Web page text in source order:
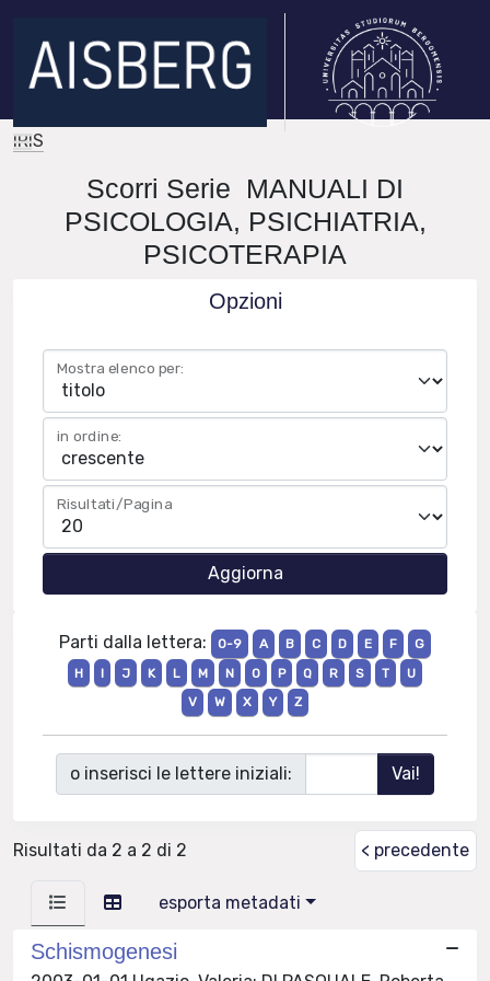
IRIS
Scorri Serie MANUALI DI
PSICOLOGIA, PSICHIATRIA,
PSICOTERAPIA
Opzioni
Mostra elenco per:
in ordine:
Risultati/Pagina
Parti dalla lettera: 0-9 A B C D E F
G
H
I J K L M N O P Q R S T
U
V
W X Y Z
o inserisci le lettere iniziali:
Risultati da 2 a 2 di 2 < precedente
esporta metadati
Schismogenesi